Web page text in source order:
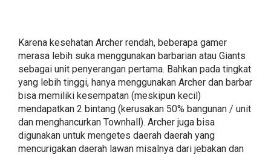
Karena kesehatan Archer rendah, beberapa gamer
merasa lebih suka menggunakan barbarian atau Giants
sebagai unit penyerangan pertama. Bahkan pada tingkat
yang lebih tinggi, hanya menggunakan Archer dan barbar
bisa memiliki kesempatan (meskipun kecil)
mendapatkan 2 bintang (kerusakan 50% bangunan / unit
dan menghancurkan Townhall). Archer juga bisa
digunakan untuk mengetes daerah daerah yang
mencurigakan daerah lawan misalnya dari jebakan dan